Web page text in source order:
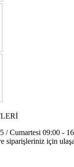
/ Cumartesi 09:00 -
siparişleriniz için